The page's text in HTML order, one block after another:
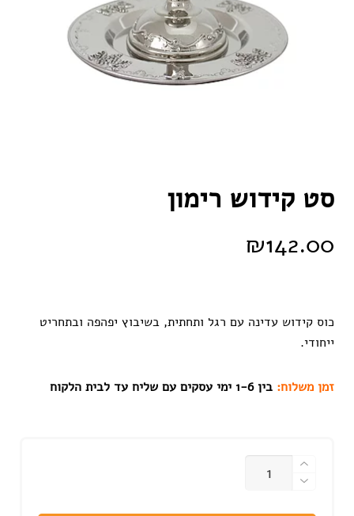
סט קידוש רימון
₪142.00
כוס קידוש עדינה עם רגל ותחתית, בשיבוץ יפהפה ובתחריט
ייחודי.
זמן משלוח: בין 1-6 ימי עסקים עם שליח עד לבית הלקוח
כמות